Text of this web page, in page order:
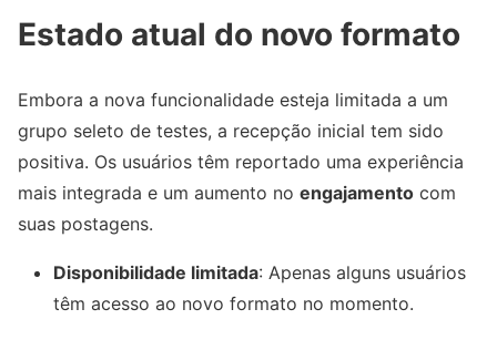
Estado atual do novo formato
Embora a nova funcionalidade esteja limitada a um
grupo seleto de testes, a recepção inicial tem sido
positiva. Os usuários têm reportado uma experiência
mais integrada e um aumento no engajamento com
suas postagens.
Disponibilidade limitada: Apenas alguns usuários
têm acesso ao novo formato no momento.